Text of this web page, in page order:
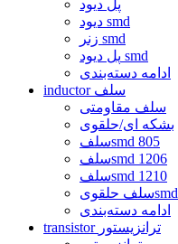
پل دیود
دیود smd
زنر smd
پل دیود smd
ادامه دسته‌بندی
inductor سلف
سلف مقاومتی
بشکه ای/حلقوی
سلفsmd 805
سلفsmd 1206
سلفsmd 1210
سلف حلقویsmd
ادامه دسته‌بندی
transistor ترانزیستور